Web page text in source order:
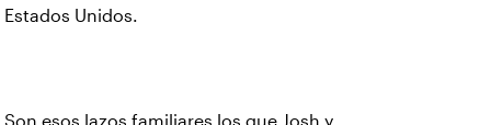
Estados Unidos.
Son esos lazos familiares los que Josh y